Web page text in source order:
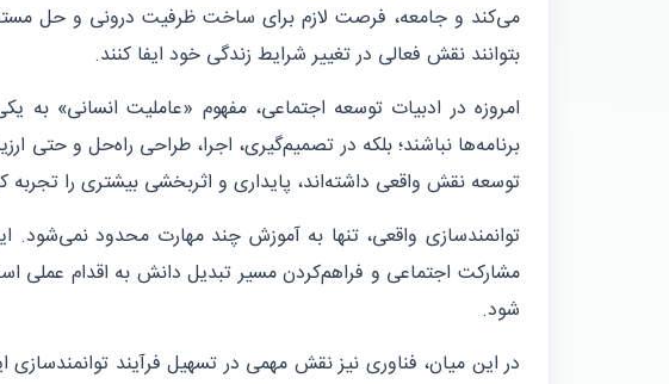
می‌کند و جامعه، فرصت لازم برای ساخت ظرفیت درونی و حل
بتوانند نقش فعالی در تغییر شرایط زندگی خود ایفا کنند.
امروزه در ادبیات توسعه اجتماعی، مفهوم «عاملیت انسانی»
برنامه‌ها نباشند؛ بلکه در تصمیم‌گیری، اجرا، طراحی راه‌حل و
توسعه نقش واقعی داشته‌اند، پایداری و اثربخشی بیشتری را تجربه
توانمندسازی واقعی، تنها به آموزش چند مهارت محدود
مشارکت اجتماعی و فراهم‌کردن مسیر تبدیل دانش به اقدام عملی
شود.
در این میان، فناوری نیز نقش مهمی در تسهیل فرآیند توانمندسازی